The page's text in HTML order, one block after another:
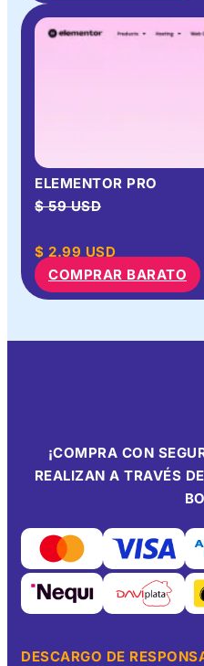
ELEMENTOR PRO
$ 59 USD
$ 2.99 USD
COMPRAR BARATO
¡COMPRA CON
REALIZAN A TRAVÉS
DESCARGO DE